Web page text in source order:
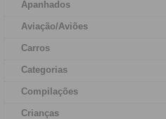
Apanhados
Aviação/Aviões
Carros
Categorias
Compilações
Crianças